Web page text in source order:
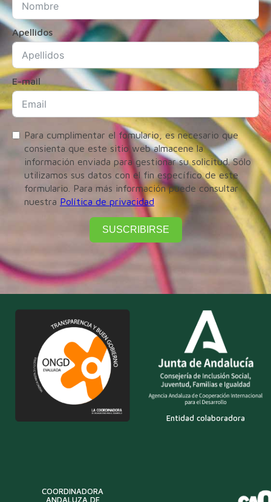
Apellidos
E-mail
Para cumplimentar el fomulario, es necesario que
consienta que este sitio web almacene la
información enviada para gestionar su solicitud. Sólo
utilizamos sus datos con el fin específico de este
formulario. Para más información puede consultar
nuestra Política de privacidad
SUSCRIBIRSE
Entidad colaboradora
COORDINADORA
ANDALUZA DE